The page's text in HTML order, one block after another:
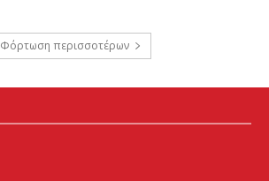
Φόρτωση περισσοτέρων